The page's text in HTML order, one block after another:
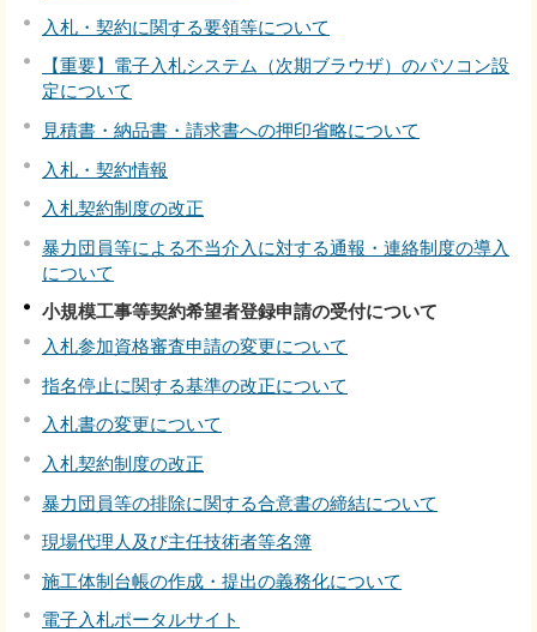
入札・契約に関する要領等について
【重要】電子入札システム（次期ブラウザ）のパソコン設
定について
見積書・納品書・請求書への押印省略について
入札・契約情報
入札契約制度の改正
暴力団員等による不当介入に対する通報・連絡制度の導入
について
小規模工事等契約希望者登録申請の受付について
入札参加資格審査申請の変更について
指名停止に関する基準の改正について
入札書の変更について
入札契約制度の改正
暴力団員等の排除に関する合意書の締結について
現場代理人及び主任技術者等名簿
施工体制台帳の作成・提出の義務化について
電子入札ポータルサイト